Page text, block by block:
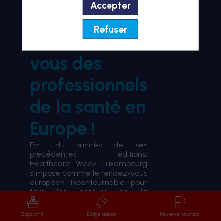
BIENVENUE À HWL26
le rendez-
vous des
professionnels
de la santé en
Europe !
Fort du succès de ses
précédentes éditions,
Healthcare Week Luxembourg
s’impose comme le rendez-vous
européen incontournable pour
tous les acteurs de la
transformation du système de
santé.
Exposants Badge visiteur Réserver un stand
Accepter
Refuser